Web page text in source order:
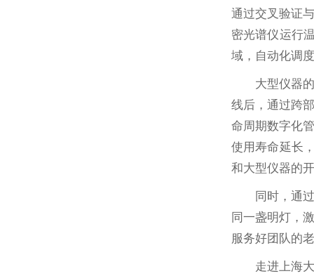
通过交叉验证
密光谱仪运行
域，自动化调
大型仪器
线后，通过跨
命周期数字化
使用寿命延长
和大型仪器的
同时，通
同一盏明灯，
服务好团队的
走进上海